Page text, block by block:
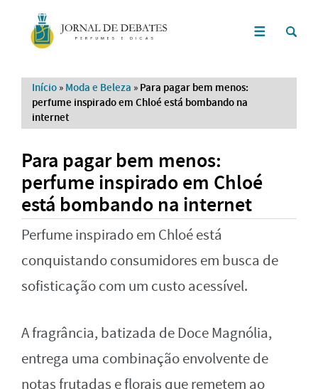
Início » Moda e Beleza » Para pagar bem menos:
perfume inspirado em Chloé está bombando na
internet
Para pagar bem menos:
perfume inspirado em Chloé
está bombando na internet
Perfume inspirado em Chloé está
conquistando consumidores em busca de
sofisticação com um custo acessível.
A fragrância, batizada de Doce Magnólia,
entrega uma combinação envolvente de
notas frutadas e florais que remetem ao